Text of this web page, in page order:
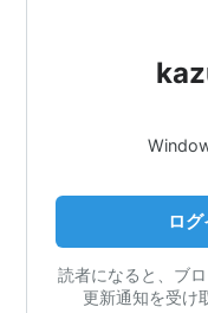
ロ
読者になると、ブ
更新通知を受け